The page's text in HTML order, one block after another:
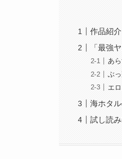
作品紹介
「最強
あ
ぶ
エ
海ホタ
試し読